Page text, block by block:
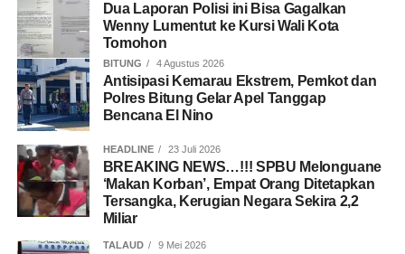
Dua Laporan Polisi ini Bisa Gagalkan
Wenny Lumentut ke Kursi Wali Kota
Tomohon
BITUNG 4 Agustus 2026
Antisipasi Kemarau Ekstrem, Pemkot dan
Polres Bitung Gelar Apel Tanggap
Bencana El Nino
HEADLINE 23 Juli 2026
BREAKING NEWS…!!! SPBU Melonguane
‘Makan Korban’, Empat Orang Ditetapkan
Tersangka, Kerugian Negara Sekira 2,2
Miliar
TALAUD 9 Mei 2026